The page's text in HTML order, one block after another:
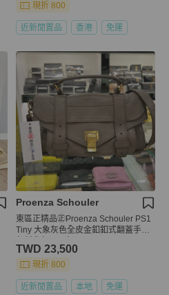
現折 800
近新閒置品 香港 免運
Proenza Schouler
東區正精品㊣Proenza Schouler PS1
Tiny 大象灰色全皮金釦釦式翻蓋手提
TWD 23,500
現折 800
近新閒置品 本地 免運